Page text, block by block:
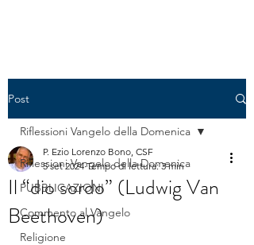
Post
Riflessioni Vangelo della Domenica
PUBBLICAZIONI
Commento al Vangelo
Religione
Riflessioni Vangelo della Domenica
Il “dio sordo” (Ludwig Van
Beethoven)
P. Ezio Lorenzo Bono, CSF
5 set 2024 Tempo di lettura: 3 min